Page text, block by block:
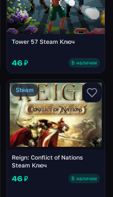
Tower 57 Steam Ключ
46 ₽ В наличии
Steam
Reign: Conflict of Nations
Steam Ключ
46 ₽ В наличии